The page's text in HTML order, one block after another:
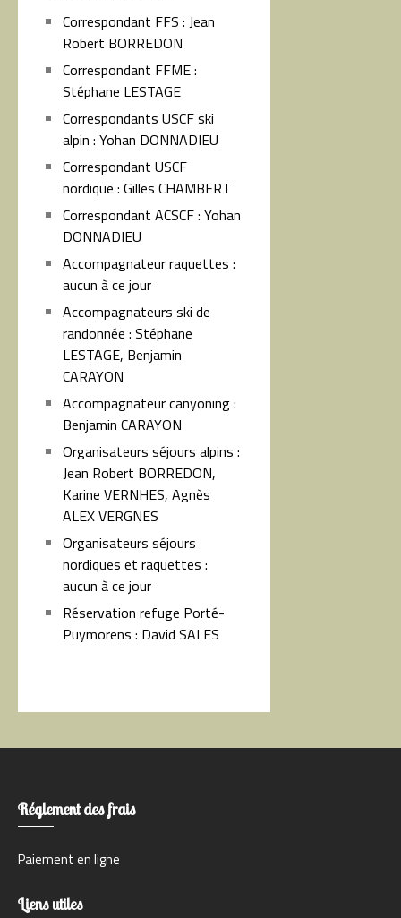
Correspondant FFS : Jean
Robert BORREDON
Correspondant FFME :
Stéphane LESTAGE
Correspondants USCF ski
alpin : Yohan DONNADIEU
Correspondant USCF
nordique : Gilles CHAMBERT
Correspondant ACSCF : Yohan
DONNADIEU
Accompagnateur raquettes :
aucun à ce jour
Accompagnateurs ski de
randonnée : Stéphane
LESTAGE, Benjamin
CARAYON
Accompagnateur canyoning :
Benjamin CARAYON
Organisateurs séjours alpins :
Jean Robert BORREDON,
Karine VERNHES, Agnès
ALEX VERGNES
Organisateurs séjours
nordiques et raquettes :
aucun à ce jour
Réservation refuge Porté-
Puymorens : David SALES
Réglement des frais
Paiement en ligne
Liens utiles